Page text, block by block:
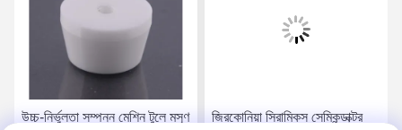
উচ্চ-নির্ভুলতা সম্পন্ন মেশিন টুলে মসৃণ
জিরকোনিয়া সিরামিকস সেমিকন্ডাক্টর